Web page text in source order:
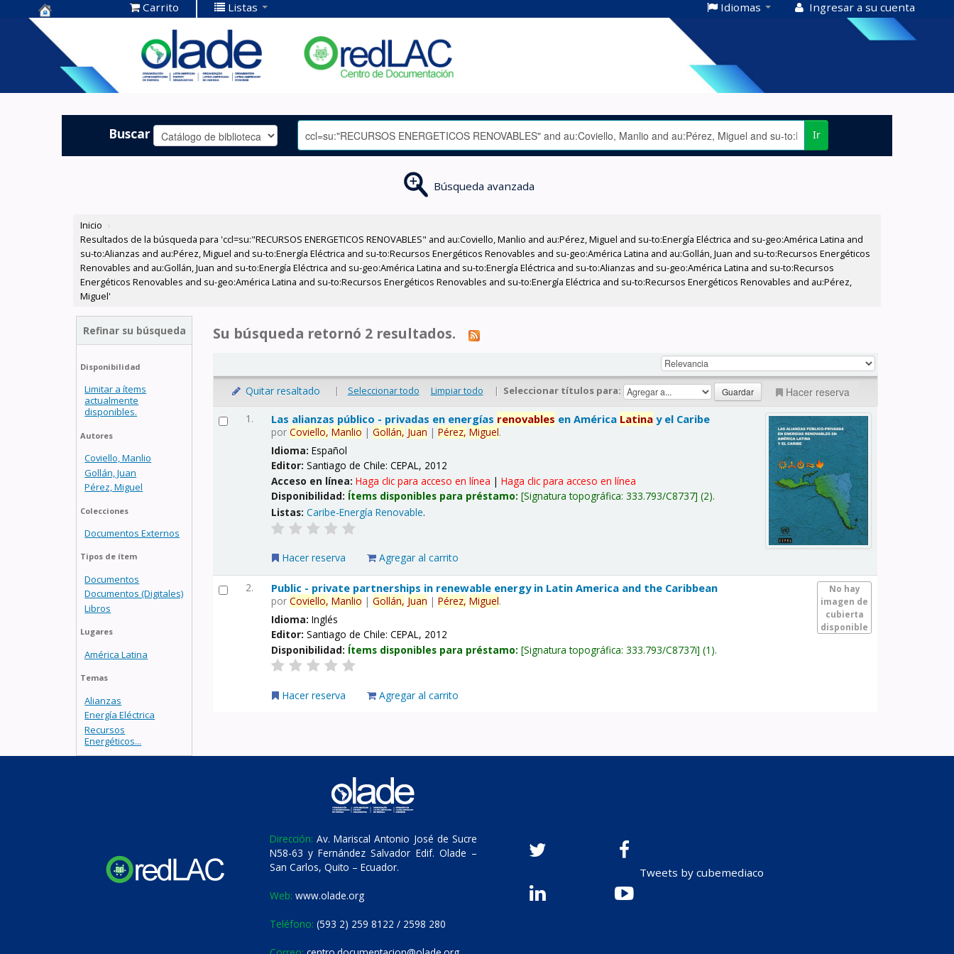
Centro de
Documentación
OLADE -
Carrito Listas Idiomas Ingresar a su cuenta
Buscar Ir
Búsqueda avanzada
Inicio ›
Resultados de la búsqueda para 'ccl=su:"RECURSOS ENERGETICOS RENOVABLES" and au:Coviello, Manlio and au:Pérez, Miguel and su-to:Energía Eléctrica and su-geo:América Latina and
su-to:Alianzas and au:Pérez, Miguel and su-to:Energía Eléctrica and su-to:Recursos Energéticos Renovables and su-geo:América Latina and au:Gollán, Juan and su-to:Recursos Energéticos
Renovables and au:Gollán, Juan and su-to:Energía Eléctrica and su-geo:América Latina and su-to:Energía Eléctrica and su-to:Alianzas and su-geo:América Latina and su-to:Recursos
Energéticos Renovables and su-geo:América Latina and su-to:Recursos Energéticos Renovables and su-to:Energía Eléctrica and su-to:Recursos Energéticos Renovables and au:Pérez,
Miguel'
Refinar su búsqueda
Disponibilidad
Limitar a ítems
actualmente
disponibles.
Autores
Coviello, Manlio
Gollán, Juan
Pérez, Miguel
Colecciones
Documentos Externos
Tipos de ítem
Documentos
Documentos (Digitales)
Libros
Lugares
América Latina
Temas
Alianzas
Energía Eléctrica
Recursos
Energéticos...
Su búsqueda retornó 2 resultados.
Quitar resaltado | Seleccionar todo Limpiar todo | Seleccionar títulos para: Hacer reserva
1. Las alianzas público - privadas en energías renovables en América Latina y el Caribe
porCoviello, Manlio |Gollán, Juan |Pérez, Miguel.
Idioma:Español
Editor:Santiago de Chile: CEPAL, 2012
Acceso en línea:Haga clic para acceso en línea |Haga clic para acceso en línea
Disponibilidad: Ítems disponibles para préstamo: Signatura topográfica:333.793/C8737 (2).
Listas: Caribe-Energía Renovable.
Hacer reserva Agregar al carrito
2.
No hay
imagen de
cubierta
disponible
Public - private partnerships in renewable energy in Latin America and the Caribbean
porCoviello, Manlio |Gollán, Juan |Pérez, Miguel.
Idioma:Inglés
Editor:Santiago de Chile: CEPAL, 2012
Disponibilidad: Ítems disponibles para préstamo: Signatura topográfica:333.793/C8737i (1).
Hacer reserva Agregar al carrito
Dirección: Av. Mariscal Antonio José de Sucre
N58-63 y Fernández Salvador Edif. Olade –
San Carlos, Quito – Ecuador.
Web: www.olade.org
Teléfono: (593 2) 259 8122 / 2598 280
Tweets by cubemediaco